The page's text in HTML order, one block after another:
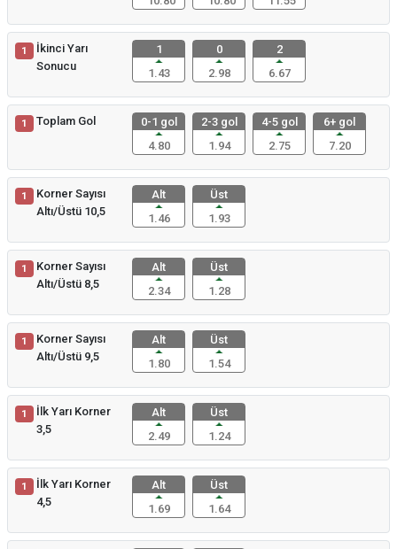
1
İkinci Yarı
Sonucu
1
1.43
0
2.98
2
6.67
1 Toplam Gol
0-1 gol
4.80
2-3 gol
1.94
4-5 gol
2.75
6+ gol
7.20
1
Korner Sayısı
Altı/Üstü 10,5
Alt
1.46
Üst
1.93
1
Korner Sayısı
Altı/Üstü 8,5
Alt
2.34
Üst
1.28
1
Korner Sayısı
Altı/Üstü 9,5
Alt
1.80
Üst
1.54
1
İlk Yarı Korner
3,5
Alt
2.49
Üst
1.24
1
İlk Yarı Korner
4,5
Alt
1.69
Üst
1.64